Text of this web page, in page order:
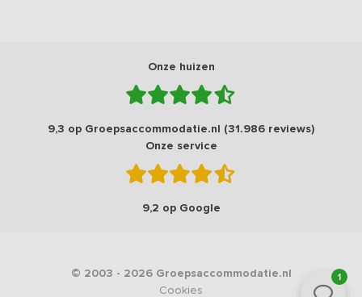
1
Onze huizen
9,3 op Groepsaccommodatie.nl (31.986 reviews)
Onze service
9,2 op Google
© 2003 - 2026 Groepsaccommodatie.nl
Cookies